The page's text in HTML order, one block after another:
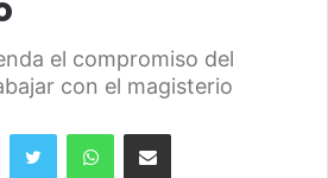
el compromiso del
con el magisterio
FacebookTwitter WhatsAppShare via Email